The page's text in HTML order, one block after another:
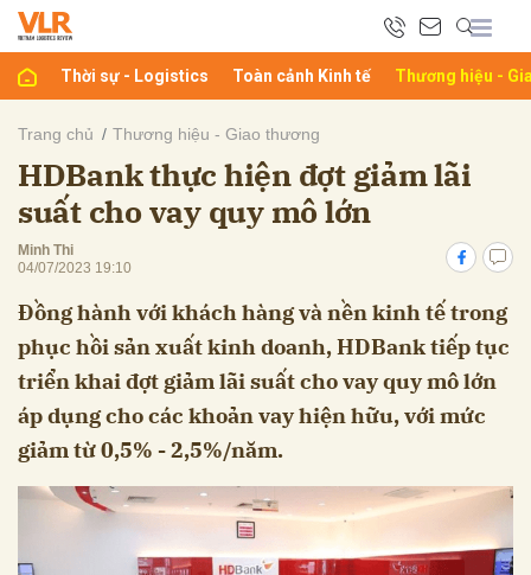
Thời sự - Logistics Toàn cảnh Kinh tế Thương hiệu -
Trang chủ Thương hiệu - Giao thương
HDBank thực hiện đợt giảm lãi
suất cho vay quy mô lớn
Minh Thi
04/07/2023 19:10
Đồng hành với khách hàng và nền kinh tế trong
phục hồi sản xuất kinh doanh, HDBank tiếp tục
triển khai đợt giảm lãi suất cho vay quy mô lớn
áp dụng cho các khoản vay hiện hữu, với mức
giảm từ 0,5% - 2,5%/năm.
luận
Hủy